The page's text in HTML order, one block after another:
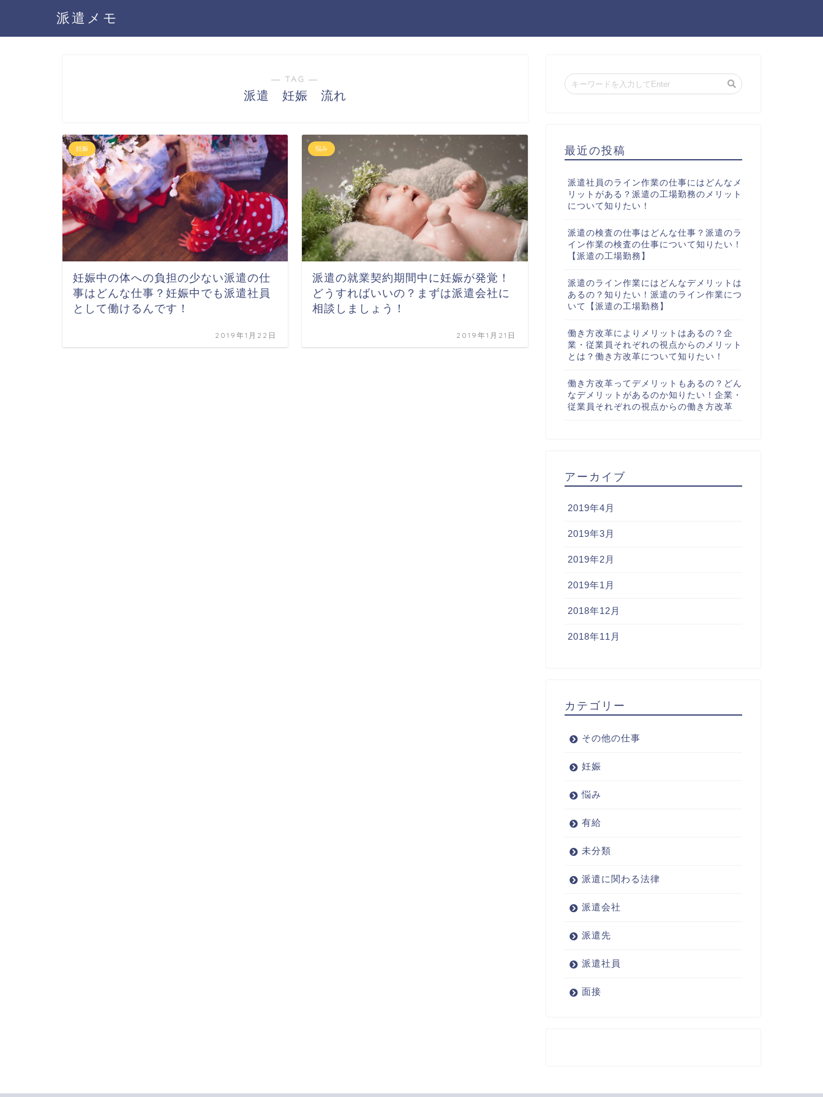
派遣メモ
― TAG ―
派遣 妊娠 流れ
妊娠
妊娠中の体への負担の少ない派遣の仕
事はどんな仕事？妊娠中でも派遣社員
として働けるんです！
2019年1月22日
悩み
派遣の就業契約期間中に妊娠が発覚！
どうすればいいの？まずは派遣会社に
相談しましょう！
2019年1月21日
最近の投稿
派遣社員のライン作業の仕事にはどんなメ
リットがある？派遣の工場勤務のメリット
について知りたい！
派遣の検査の仕事はどんな仕事？派遣のラ
イン作業の検査の仕事について知りたい！
【派遣の工場勤務】
派遣のライン作業にはどんなデメリットは
あるの？知りたい！派遣のライン作業につ
いて【派遣の工場勤務】
働き方改革によりメリットはあるの？企
業・従業員それぞれの視点からのメリット
とは？働き方改革について知りたい！
働き方改革ってデメリットもあるの？どん
なデメリットがあるのか知りたい！企業・
従業員それぞれの視点からの働き方改革
アーカイブ
2019年4月
2019年3月
2019年2月
2019年1月
2018年12月
2018年11月
カテゴリー
その他の仕事
妊娠
悩み
有給
未分類
派遣に関わる法律
派遣会社
派遣先
派遣社員
面接